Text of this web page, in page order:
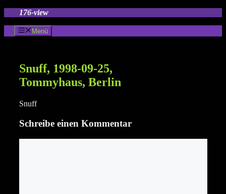
springen
176-view
Menü
Snuff, 1998-09-25,
Tommyhaus, Berlin
Snuff
Schreibe einen Kommentar